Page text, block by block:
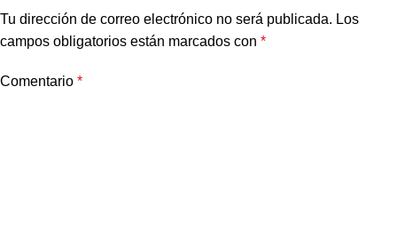
Tu dirección de correo electrónico no será publicada. Los
campos obligatorios están marcados con *
Comentario *